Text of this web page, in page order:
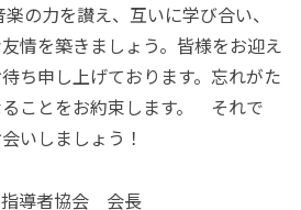
の力を讃え、互いに学び合い、
情を築きましょう。皆様をお迎え
ち申し上げております。忘れがた
ことをお約束します。 それで
いしましょう！
指導者協会 会長